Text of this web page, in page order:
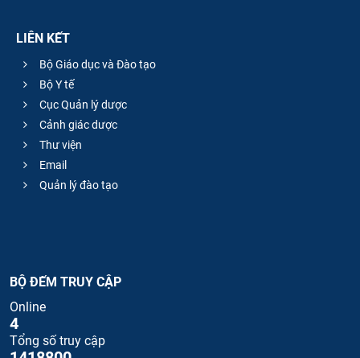
LIÊN KẾT
Bộ Giáo dục và Đào tạo
Bộ Y tế
Cục Quản lý dược
Cảnh giác dược
Thư viện
Email
Quản lý đào tạo
BỘ ĐẾM TRUY CẬP
Online
4
Tổng số truy cập